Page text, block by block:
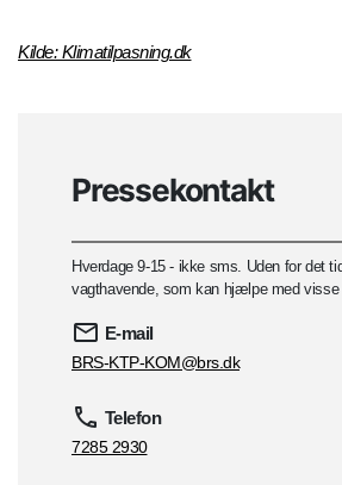
Kilde: Klimatilpasning.dk
Pressekontakt
Hverdage 9-15 - ikke sms. Uden for det
vagthavende, som kan hjælpe med visse
E-mail
BRS-KTP-KOM@brs.dk
Telefon
7285 2930